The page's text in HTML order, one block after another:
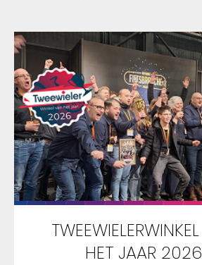
HET JAAR 2026